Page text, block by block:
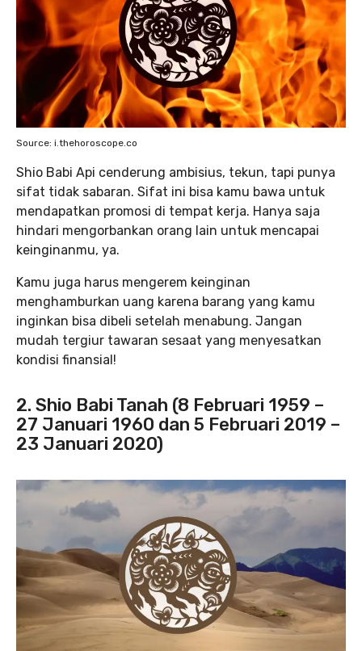
Source: i.thehoroscope.co
Shio Babi Api cenderung ambisius, tekun, tapi punya
sifat tidak sabaran. Sifat ini bisa kamu bawa untuk
mendapatkan promosi di tempat kerja. Hanya saja
hindari mengorbankan orang lain untuk mencapai
keinginanmu, ya.
Kamu juga harus mengerem keinginan
menghamburkan uang karena barang yang kamu
inginkan bisa dibeli setelah menabung. Jangan
mudah tergiur tawaran sesaat yang menyesatkan
kondisi finansial!
2. Shio Babi Tanah (8 Februari 1959 –
27 Januari 1960 dan 5 Februari 2019 –
23 Januari 2020)